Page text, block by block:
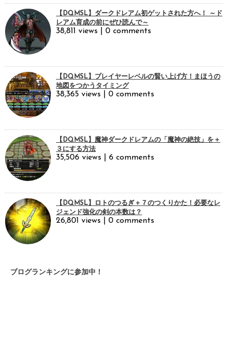
【DQMSL】ダークドレアム初ゲットされた方へ！ ～ド
レアム育成の前にぜひ読んで～
38,811 views 0 comments
【DQMSL】プレイヤーレベルの賢い上げ方！まほうの
地図をつかうタイミング
38,365 views 0 comments
【DQMSL】魔神ダークドレアムの「魔神の絶技」を＋
３にする方法
35,506 views 6 comments
【DQMSL】ロトのつるぎ＋７のつくりかた！必要なレ
ジェンド強化の剣の本数は？
26,801 views 0 comments
ブログランキングに参加中！